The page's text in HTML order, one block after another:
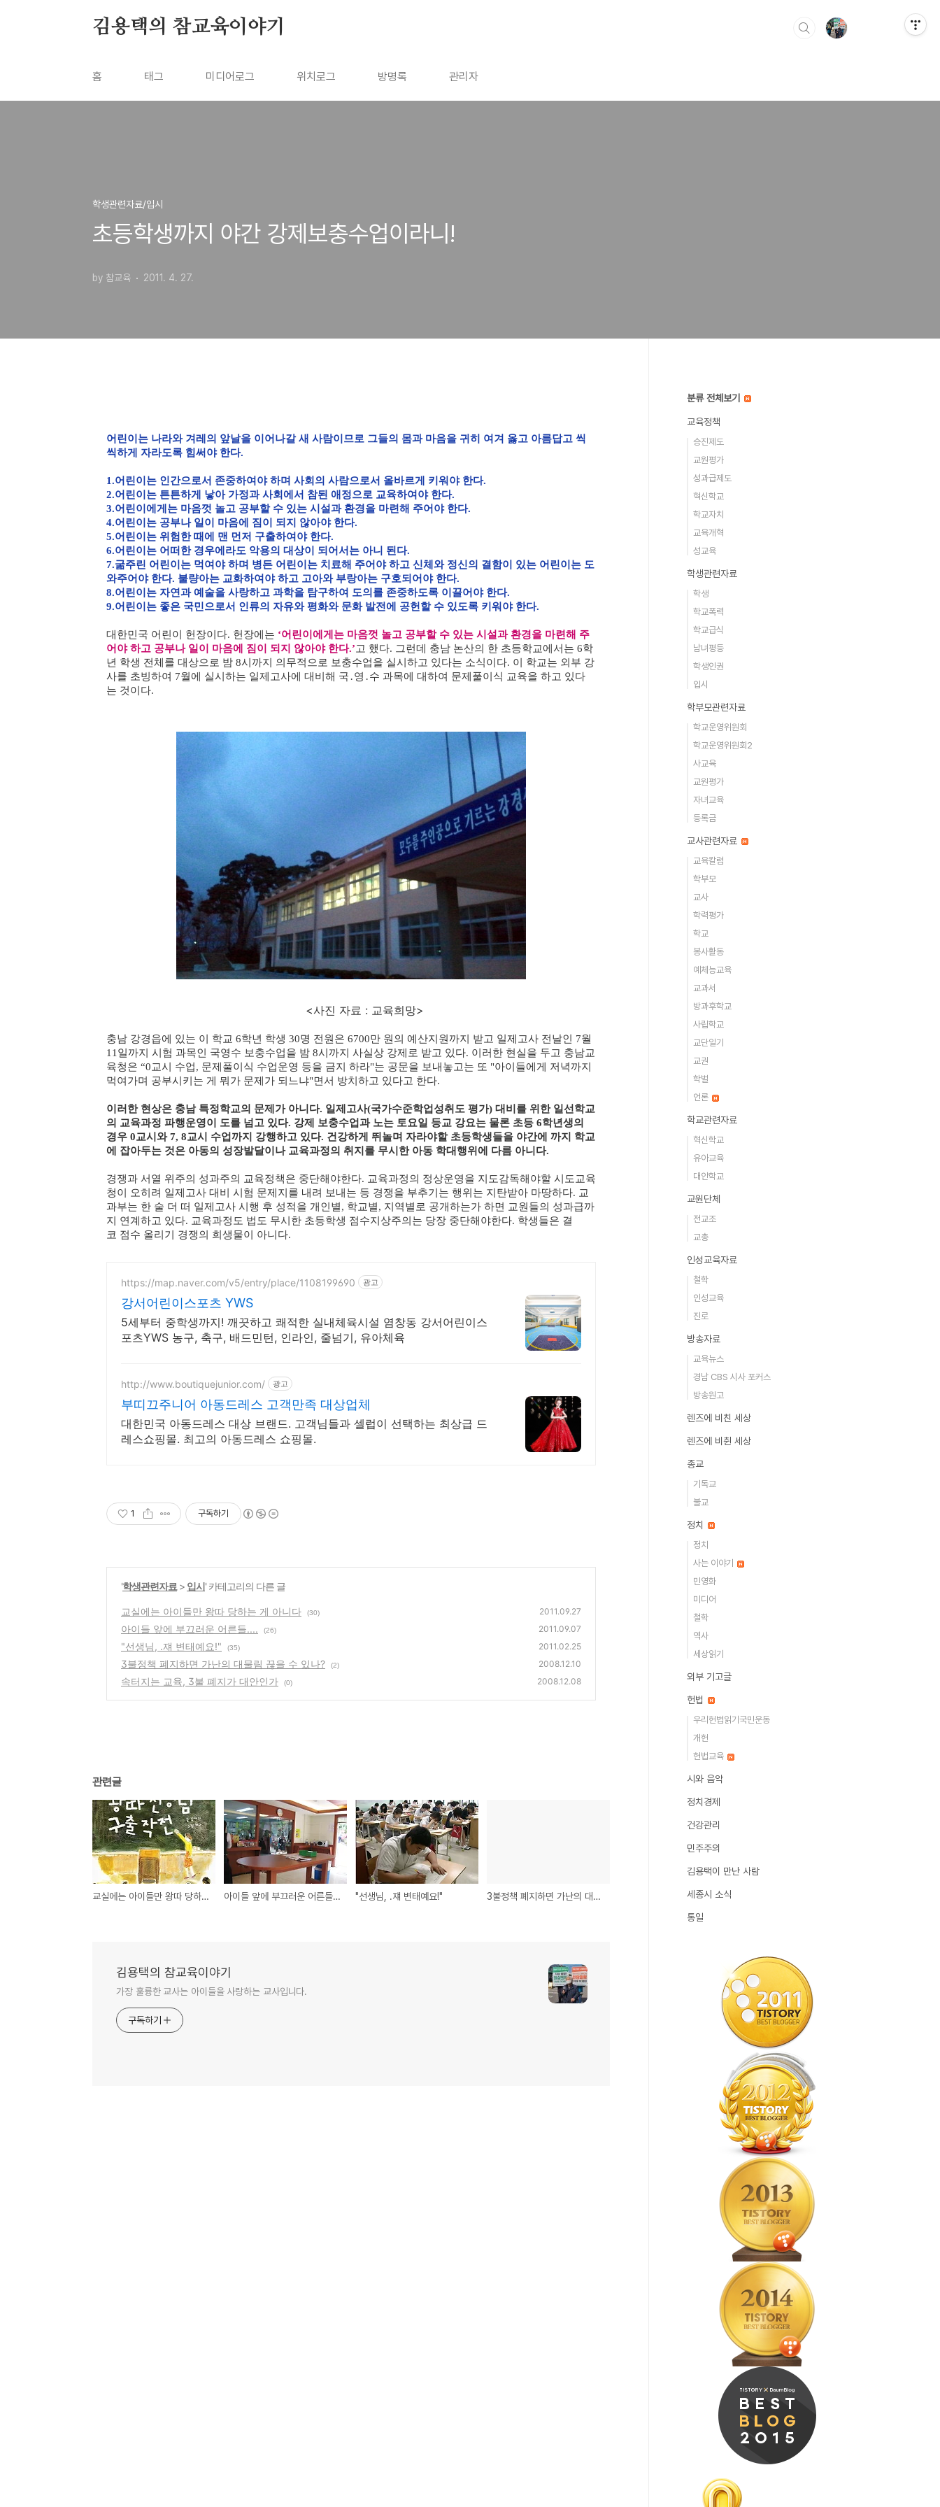
김용택의 참교육이야기
홈 태그 미디어로그 위치로그 방명록 관리자
학생관련자료/입시
초등학생까지 야간 강제보충수업이라니!
by 참교육 2011. 4. 27.
어린이는 나라와 겨레의 앞날을 이어나갈 새 사람이므로 그들의 몸과 마음을 귀히 여겨 옳고 아름답고 씩
씩하게 자라도록 힘써야 한다.
1.어린이는 인간으로서 존중하여야 하며 사회의 사람으로서 올바르게 키워야 한다.
2.어린이는 튼튼하게 낳아 가정과 사회에서 참된 애정으로 교육하여야 한다.
3.어린이에게는 마음껏 놀고 공부할 수 있는 시설과 환경을 마련해 주어야 한다.
4.어린이는 공부나 일이 마음에 짐이 되지 않아야 한다.
5.어린이는 위험한 때에 맨 먼저 구출하여야 한다.
6.어린이는 어떠한 경우에라도 악용의 대상이 되어서는 아니 된다.
7.굶주린 어린이는 먹여야 하며 병든 어린이는 치료해 주어야 하고 신체와 정신의 결함이 있는 어린이는 도
와주어야 한다. 불량아는 교화하여야 하고 고아와 부랑아는 구호되어야 한다.
8.어린이는 자연과 예술을 사랑하고 과학을 탐구하여 도의를 존중하도록 이끌어야 한다.
9.어린이는 좋은 국민으로서 인류의 자유와 평화와 문화 발전에 공헌할 수 있도록 키워야 한다.
대한민국 어린이 헌장이다. 헌장에는 ‘어린이에게는 마음껏 놀고 공부할 수 있는 시설과 환경을 마련해 주
어야 하고 공부나 일이 마음에 짐이 되지 않아야 한다.’고 했다. 그런데 충남 논산의 한 초등학교에서는 6학
년 학생 전체를 대상으로 밤 8시까지 의무적으로 보충수업을 실시하고 있다는 소식이다. 이 학교는 외부 강
사를 초빙하여 7월에 실시하는 일제고사에 대비해 국․영․수 과목에 대하여 문제풀이식 교육을 하고 있다
는 것이다.
<사진 자료 : 교육희망>
충남 강경읍에 있는 이 학교 6학년 학생 30명 전원은 6700만 원의 예산지원까지 받고 일제고사 전날인 7월
11일까지 시험 과목인 국영수 보충수업을 밤 8시까지 사실상 강제로 받고 있다. 이러한 현실을 두고 충남교
육청은 “0교시 수업, 문제풀이식 수업운영 등을 금지 하라"는 공문을 보내놓고는 또 "아이들에게 저녁까지
먹여가며 공부시키는 게 뭐가 문제가 되느냐"면서 방치하고 있다고 한다.
이러한 현상은 충남 특정학교의 문제가 아니다. 일제고사(국가수준학업성취도 평가) 대비를 위한 일선학교
의 교육과정 파행운영이 도를 넘고 있다. 강제 보충수업과 노는 토요일 등교 강요는 물론 초등 6학년생의
경우 0교시와 7, 8교시 수업까지 강행하고 있다. 건강하게 뛰놀며 자라야할 초등학생들을 야간에 까지 학교
에 잡아두는 것은 아동의 성장발달이나 교육과정의 취지를 무시한 아동 학대행위에 다름 아니다.
경쟁과 서열 위주의 성과주의 교육정책은 중단해야한다. 교육과정의 정상운영을 지도감독해야할 시도교육
청이 오히려 일제고사 대비 시험 문제지를 내려 보내는 등 경쟁을 부추기는 행위는 지탄받아 마땅하다. 교
과부는 한 술 더 떠 일제고사 시행 후 성적을 개인별, 학교별, 지역별로 공개하는가 하면 교원들의 성과급까
지 연계하고 있다. 교육과정도 법도 무시한 초등학생 점수지상주의는 당장 중단해야한다. 학생들은 결
코 점수 올리기 경쟁의 희생물이 아니다.
https://map.naver.com/v5/entry/place/1108199690 광고
강서어린이스포츠 YWS
5세부터 중학생까지! 깨끗하고 쾌적한 실내체육시설 염창동 강서어린이스
포츠YWS 농구, 축구, 배드민턴, 인라인, 줄넘기, 유아체육
http://www.boutiquejunior.com/ 광고
부띠끄주니어 아동드레스 고객만족 대상업체
대한민국 아동드레스 대상 브랜드. 고객님들과 셀럽이 선택하는 최상급 드
레스쇼핑몰. 최고의 아동드레스 쇼핑몰.
1 구독하기
'학생관련자료 > 입시' 카테고리의 다른 글
교실에는 아이들만 왕따 당하는 게 아니다 (30) 2011.09.27
아이들 앞에 부끄러운 어른들.... (26) 2011.09.07
"선생님, .쟤 변태예요!" (35) 2011.02.25
3불정책 폐지하면 가난의 대물림 끊을 수 있나? (2) 2008.12.10
속터지는 교육, 3불 폐지가 대안인가 (0) 2008.12.08
관련글
교실에는 아이들만 왕따 당하는 게 아니다 아이들 앞에 부끄러운 어른들.... "선생님, .쟤 변태예요!" 3불정책 폐지하면 가난의 대물림 끊을 수 있나?
김용택의 참교육이야기
가장 훌륭한 교사는 아이들을 사랑하는 교사입니다.
구독하기
분류 전체보기
교육정책
승진제도
교원평가
성과급제도
혁신학교
학교자치
교육개혁
성교육
학생관련자료
학생
학교폭력
학교급식
남녀평등
학생인권
입시
학부모관련자료
학교운영위원회
학교운영위원회2
사교육
교원평가
자녀교육
등록금
교사관련자료
교육칼럼
학부모
교사
학력평가
학교
봉사활동
예체능교육
교과서
방과후학교
사립학교
교단일기
교권
학벌
언론
학교관련자료
혁신학교
유아교육
대안학교
교원단체
전교조
교총
인성교육자료
철학
인성교육
진로
방송자료
교육뉴스
경남 CBS 시사 포커스
방송원고
렌즈에 비친 세상
렌즈에 비췬 세상
종교
기독교
불교
정치
정치
사는 이야기
민영화
미디어
철학
역사
세상읽기
외부 기고글
헌법
우리헌법읽기국민운동
개헌
헌법교육
시와 음악
정치경제
건강관리
민주주의
김용택이 만난 사람
세종시 소식
통일